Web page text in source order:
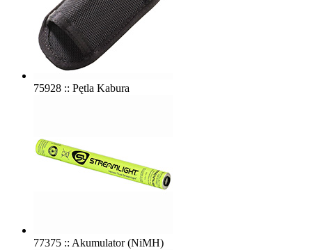
75928 :: Pętla Kabura
77375 :: Akumulator (NiMH)